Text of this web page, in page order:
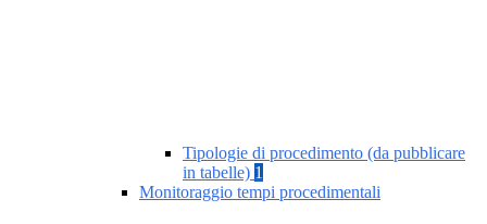
Tipologie di procedimento (da pubblicare
in tabelle) 1
Monitoraggio tempi procedimentali